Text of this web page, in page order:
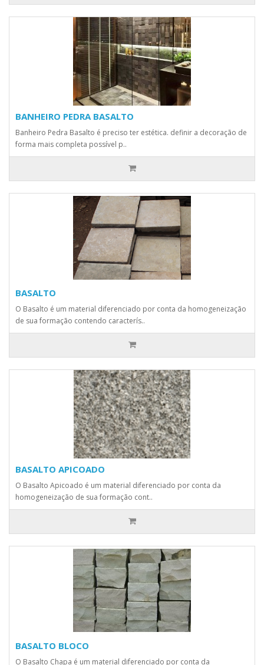
BANHEIRO PEDRA BASALTO
Banheiro Pedra Basalto é preciso ter estética. definir a decoração de
forma mais completa possível p..
BASALTO
O Basalto é um material diferenciado por conta da homogeneização
de sua formação contendo caracterís..
BASALTO APICOADO
O Basalto Apicoado é um material diferenciado por conta da
homogeneização de sua formação cont..
BASALTO BLOCO
O Basalto Chapa é um material diferenciado por conta da